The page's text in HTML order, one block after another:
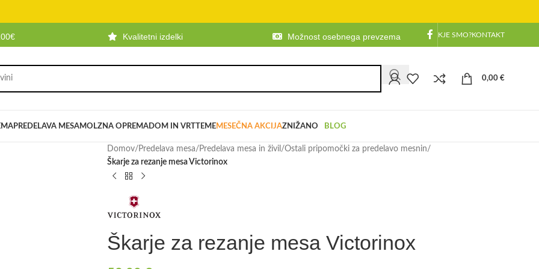
Kvalitetni izdelki Možnost osebnega prevzema KJE SMO?KONTAKT
0,00 €
PREDELAVA MESAMOLZNA OPREMADOM IN VRTTEMEMESEČNA AKCIJAZNIŽANO BLOG
Domov/ Predelava mesa/ Predelava mesa in živil /Ostali pripomočki za predelavo mesnin/
Škarje za rezanje mesa Victorinox
Škarje za rezanje mesa Victorinox